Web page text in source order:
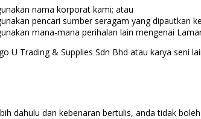
nama korporat kami; atau
pencari sumber seragam yang dipautkan
mana-mana perihalan lain mengenai
U Trading & Supplies Sdn Bhd atau karya seni
dahulu dan kebenaran bertulis, anda tidak